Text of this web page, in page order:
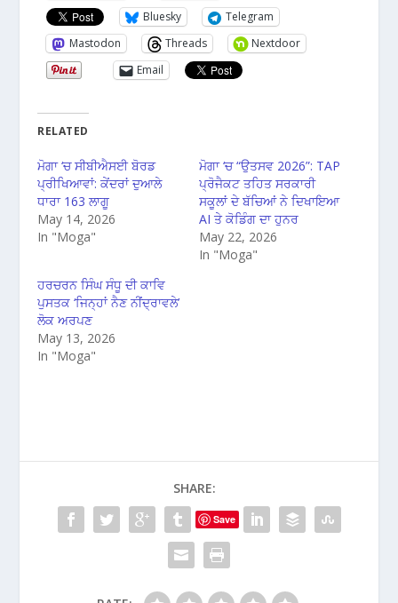
Bluesky
Telegram
Mastodon
Threads
Nextdoor
Email
RELATED
ਮੋਗਾ ‘ਚ ਸੀਬੀਐਸਈ ਬੋਰਡ
ਪ੍ਰੀਖਿਆਵਾਂ: ਕੇਂਦਰਾਂ ਦੁਆਲੇ
ਧਾਰਾ 163 ਲਾਗੂ
May 14, 2026
In "Moga"
ਮੋਗਾ ‘ਚ “ਉਤਸਵ 2026”: TAP
ਪ੍ਰੋਜੈਕਟ ਤਹਿਤ ਸਰਕਾਰੀ
ਸਕੂਲਾਂ ਦੇ ਬੱਚਿਆਂ ਨੇ ਦਿਖਾਇਆ
AI ਤੇ ਕੋਡਿੰਗ ਦਾ ਹੁਨਰ
May 22, 2026
In "Moga"
ਹਰਚਰਨ ਸਿੰਘ ਸੰਧੂ ਦੀ ਕਾਵਿ
ਪੁਸਤਕ ‘ਜਿਨ੍ਹਾਂ ਨੈਣ ਨੀਂਦ੍ਰਾਵਲੇ’
ਲੋਕ ਅਰਪਣ
May 13, 2026
In "Moga"
SHARE:
Save